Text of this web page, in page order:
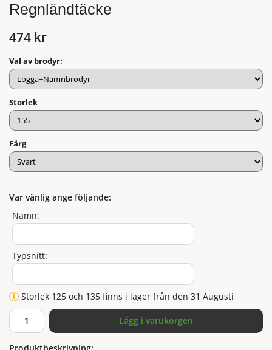
Regnländtäcke
474 kr
Val av brodyr:
Storlek
Färg
Var vänlig ange följande:
Namn:
Typsnitt:
Storlek 125 och 135 finns i lager från den 31 Augusti
Lägg i varukorgen